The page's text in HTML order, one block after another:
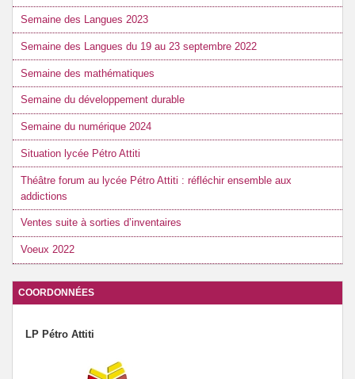
Semaine des Langues 2023
Semaine des Langues du 19 au 23 septembre 2022
Semaine des mathématiques
Semaine du développement durable
Semaine du numérique 2024
Situation lycée Pétro Attiti
Théâtre forum au lycée Pétro Attiti : réfléchir ensemble aux
addictions
Ventes suite à sorties d’inventaires
Voeux 2022
COORDONNÉES
LP Pétro Attiti